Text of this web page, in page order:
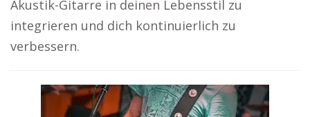
Akustik-Gitarre in deinen Lebensstil zu
integrieren und dich kontinuierlich zu
verbessern.